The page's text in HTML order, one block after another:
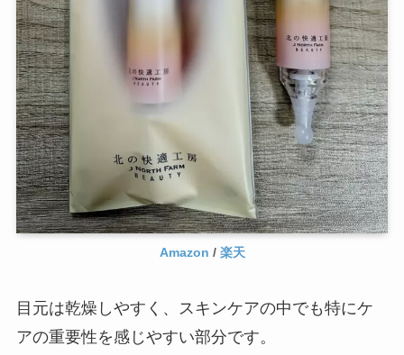
Amazon / 楽天
目元は乾燥しやすく、スキンケアの中でも特にケ
アの重要性を感じやすい部分です。